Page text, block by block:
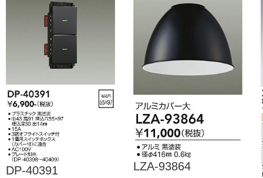
DP-40391 LZA-93864